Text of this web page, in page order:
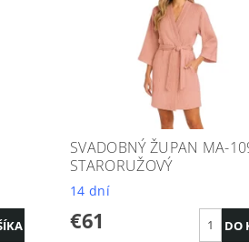
SVADOBNÝ ŽUPAN MA-
STARORUŽOVÝ
14 dní
€61